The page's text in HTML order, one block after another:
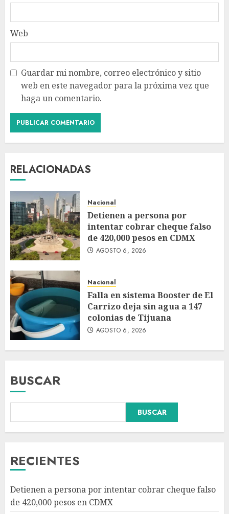
Web
Guardar mi nombre, correo electrónico y sitio
web en este navegador para la próxima vez que
haga un comentario.
RELACIONADAS
Nacional
Detienen a persona por
intentar cobrar cheque falso
de 420,000 pesos en CDMX
AGOSTO 6, 2026
Nacional
Falla en sistema Booster de El
Carrizo deja sin agua a 147
colonias de Tijuana
AGOSTO 6, 2026
BUSCAR
BUSCAR
RECIENTES
Detienen a persona por intentar cobrar cheque falso
de 420,000 pesos en CDMX
Falla en sistema Booster de El
Carrizo deja sin agua a 147
Sectores obrero y empresarial
piden al IMSS nuevo hospital
en Guanajuato